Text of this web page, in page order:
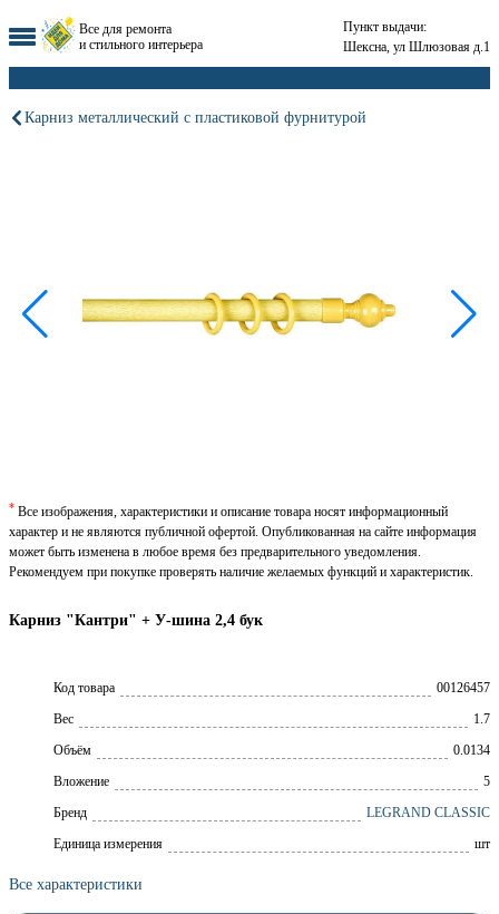
Все для ремонта
и стильного интерьера
Пункт выдачи:
Шексна, ул Шлюзовая д.1
Карниз металлический с пластиковой фурнитурой
Карниз "Кантри" + У-шина 2,4 бук
Код товара
00126457
Вес
1.7
Объём
0.0134
Вложение
5
Брeнд
LEGRAND CLASSIC
Единица измерения
шт
Все характеристики
* Все изображения, характеристики и описание товара носят информационный
характер и не являются публичной офертой. Опубликованная на сайте информация
может быть изменена в любое время без предварительного уведомления.
Рекомендуем при покупке проверять наличие желаемых функций и характеристик.